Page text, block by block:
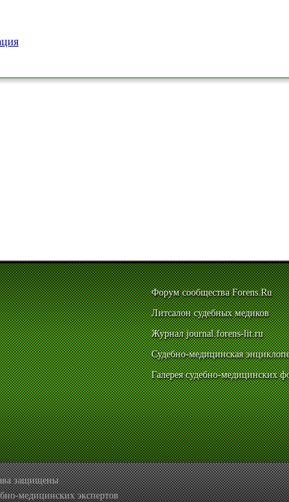
Форум сообщества Forens.Ru
Литсалон судебных медиков
Журнал journal.forens-lit.ru
Судебно-медицинская
Галерея судебно-медицинских
защищены
медицинских экспертов